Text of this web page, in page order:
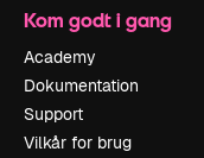
Kom godt i gang
Academy
Dokumentation
Support
Vilkår for brug